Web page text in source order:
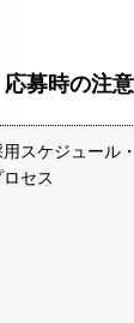
応募時の注
スケジュール・
ロセス